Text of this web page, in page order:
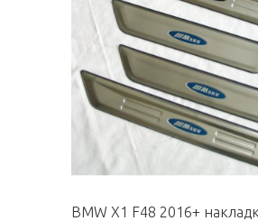
BMW X1 F48 2016+